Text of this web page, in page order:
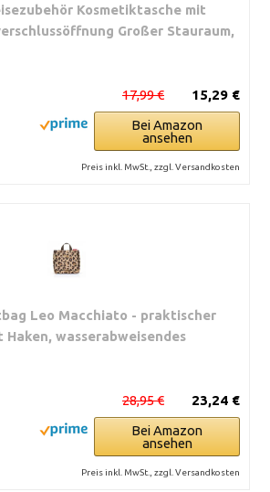
Kosmetiktasche mit
Großer Stauraum,
15,29 €
17,99 €
Bei Amazon
ansehen
Preis inkl. MwSt., zzgl. Versandkosten
Leo Macchiato - praktischer
wasserabweisendes
23,24 €
28,95 €
Bei Amazon
ansehen
Preis inkl. MwSt., zzgl. Versandkosten